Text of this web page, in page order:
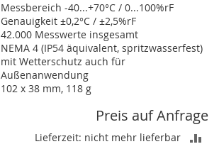
Messbereich -40...+70°C / 0...100%rF
Genauigkeit ±0,2°C / ±2,5%rF
42.000 Messwerte insgesamt
NEMA 4 (IP54 äquivalent, spritzwasserfest)
mit Wetterschutz auch für
Außenanwendung
102 x 38 mm, 118 g
Preis auf Anfrage
Lieferzeit: nicht mehr lieferbar